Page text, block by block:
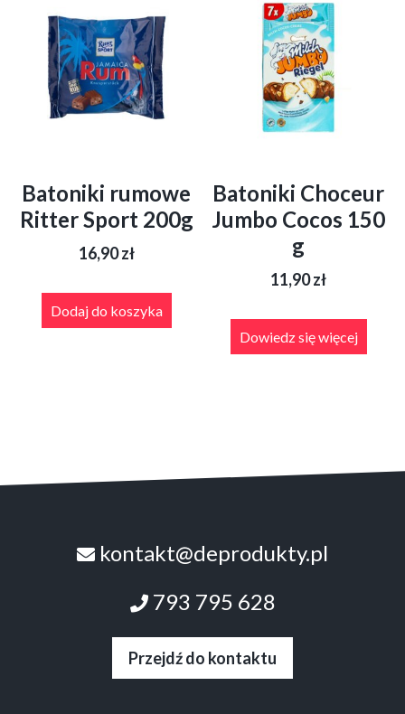
Batoniki rumowe
Ritter Sport 200g
16,90zł
Dodaj do koszyka
Batoniki Choceur
Jumbo Cocos 150
g
11,90zł
Dowiedz się więcej
kontakt@deprodukty.pl
793 795 628
Przejdź do kontaktu